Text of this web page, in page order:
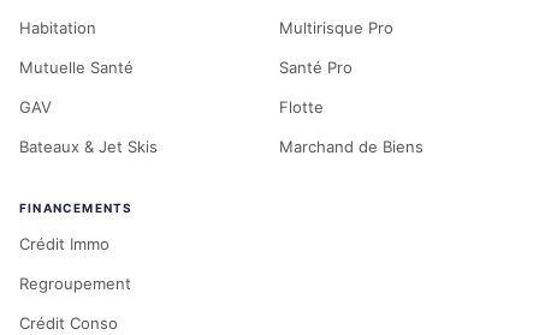
Habitation
Mutuelle Santé
GAV
Bateaux & Jet Skis
Multirisque Pro
Santé Pro
Flotte
Marchand de Biens
FINANCEMENTS
Crédit Immo
Regroupement
Crédit Conso